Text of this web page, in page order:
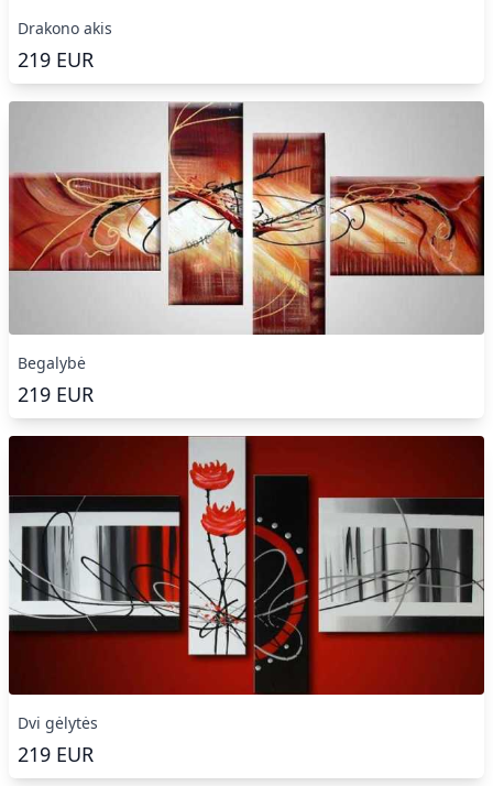
Drakono akis
219 EUR
Begalybė
219 EUR
Dvi gėlytės
219 EUR